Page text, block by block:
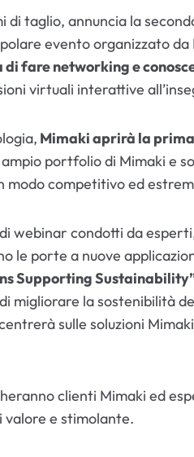
taglio, annuncia la
evento organizzato
fare networking e
virtuali interattive
Mimaki aprirà la
portfolio di Mimaki e
modo competitivo ed
webinar condotti da
le porte a nuove
Supporting
la sostenibilità
sulle soluzioni
clienti Mimaki ed
valore e stimolante.